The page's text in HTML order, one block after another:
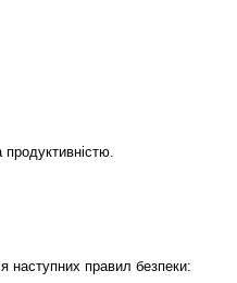
наступних правил безпеки: